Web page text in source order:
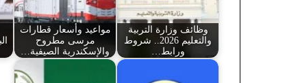
وظائف وزارة التربية
والتعليم 2026.. شروط
ورابط…
مواعيد وأسعار قطارات
مرسى مطروح
والإسكندرية الصيفية…